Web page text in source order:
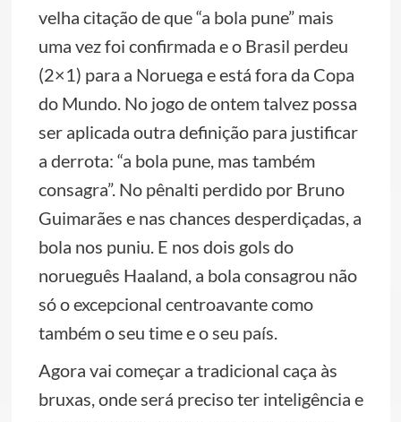
velha citação de que “a bola pune” mais
uma vez foi confirmada e o Brasil perdeu
(2×1) para a Noruega e está fora da Copa
do Mundo. No jogo de ontem talvez possa
ser aplicada outra definição para justificar
a derrota: “a bola pune, mas também
consagra”. No pênalti perdido por Bruno
Guimarães e nas chances desperdiçadas, a
bola nos puniu. E nos dois gols do
norueguês Haaland, a bola consagrou não
só o excepcional centroavante como
também o seu time e o seu país.
Agora vai começar a tradicional caça às
bruxas, onde será preciso ter inteligência e